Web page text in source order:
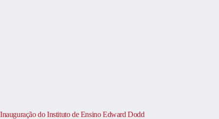
Inauguração do Instituto de Ensino Edward Dodd